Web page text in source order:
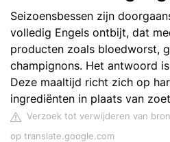
Seizoensbessen zijn
volledig Engels ontbijt, dat
producten zoals bloedworst,
champignons. Het antwoord
Deze maaltijd richt zich op
ingrediënten in plaats van
Verzoek tot verwijderen van bron
op translate.google.com